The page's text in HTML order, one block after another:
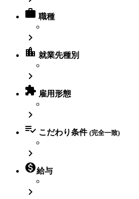
 職種

location_city 就業先種別

 雇用形態

 こだわり条件 (完全一致)

給与
